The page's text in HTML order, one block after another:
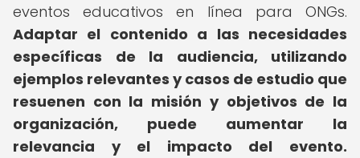
eventos educativos en línea para ONGs.
Adaptar el contenido a las necesidades
específicas de la audiencia, utilizando
ejemplos relevantes y casos de estudio que
resuenen con la misión y objetivos de la
organización, puede aumentar la
relevancia y el impacto del evento.